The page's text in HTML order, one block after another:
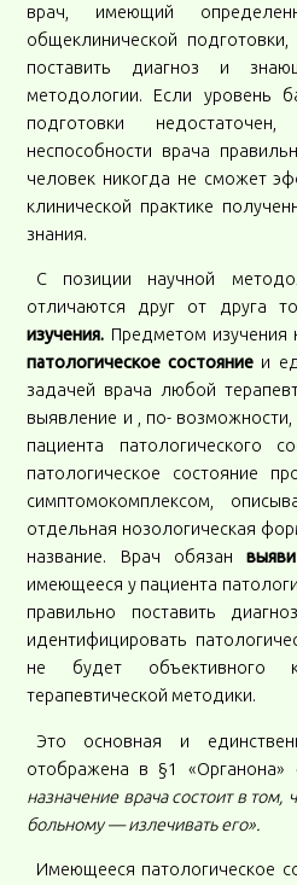
врач, имеющий
общеклинической
поставить диагноз и
методологии. Если уровень
подготовки
неспособности врача
человек никогда не сможет
клинической практике
знания.
С позиции научной
отличаются друг от друга
изучения. Предметом изучения
патологическое состояние и
задачей врача любой
выявление и , по-
пациента патологического
патологическое состояние
симптомокомплексом,
отдельная нозологическая
название. Врач обязан
имеющееся у пациента
правильно поставить
идентифицировать
не будет объективного
терапевтической методики.
Это основная и
отображена в §1 «Органона»
назначение врача состоит в
больному — излечивать его».
Имеющееся патологическое